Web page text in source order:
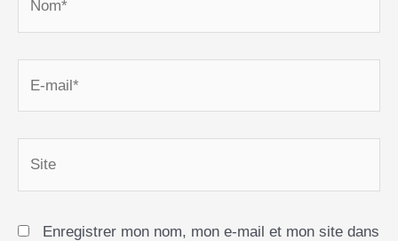
Enregistrer mon nom, mon e-mail et mon site dans